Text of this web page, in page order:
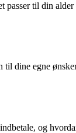
til din
dine egne
og